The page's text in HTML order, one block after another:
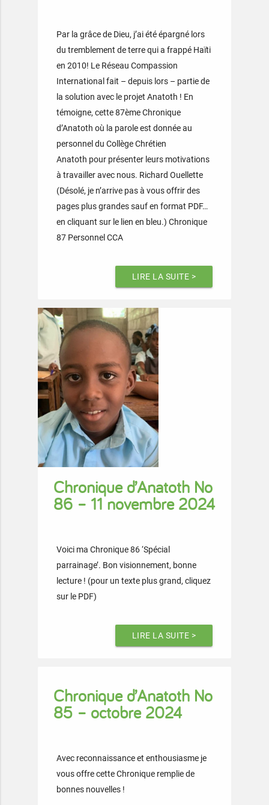
Par la grâce de Dieu, j’ai été épargné lors
du tremblement de terre qui a frappé Haïti
en 2010! Le Réseau Compassion
International fait – depuis lors – partie de
la solution avec le projet Anatoth ! En
témoigne, cette 87ème Chronique
d’Anatoth où la parole est donnée au
personnel du Collège Chrétien
Anatoth pour présenter leurs motivations
à travailler avec nous. Richard Ouellette
(Désolé, je n’arrive pas à vous offrir des
pages plus grandes sauf en format PDF…
en cliquant sur le lien en bleu.) Chronique
87 Personnel CCA
LIRE LA SUITE >
Chronique d’Anatoth No
86 – 11 novembre 2024
Voici ma Chronique 86 ‘Spécial
parrainage’. Bon visionnement, bonne
lecture ! (pour un texte plus grand, cliquez
sur le PDF)
LIRE LA SUITE >
Chronique d’Anatoth No
85 – octobre 2024
Avec reconnaissance et enthousiasme je
vous offre cette Chronique remplie de
bonnes nouvelles !